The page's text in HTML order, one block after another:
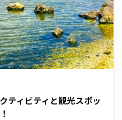
ティビティと観光スポッ